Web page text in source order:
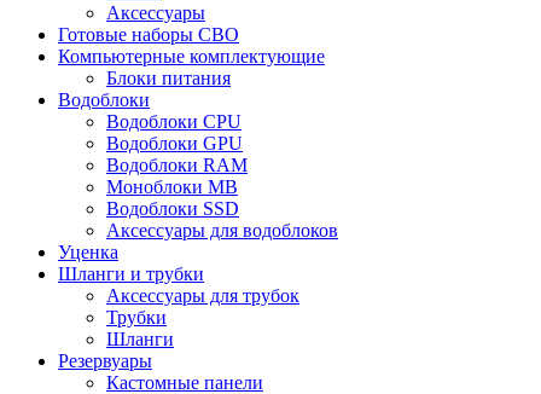
Аксессуары
Готовые наборы СВО
Компьютерные комплектующие
Блоки питания
Водоблоки
Водоблоки CPU
Водоблоки GPU
Водоблоки RAM
Моноблоки MB
Водоблоки SSD
Аксессуары для водоблоков
Уценка
Шланги и трубки
Аксессуары для трубок
Трубки
Шланги
Резервуары
Кастомные панели